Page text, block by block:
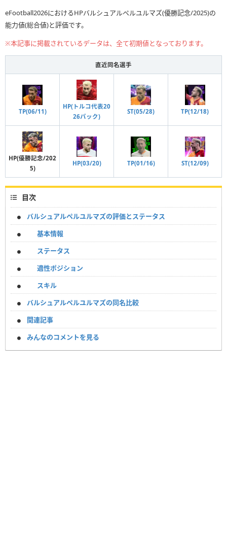
eFootball2026におけるHPバルシュアルペルユルマズ(優勝記念/2025)の
能力値(総合値)と評価です。
※本記事に掲載されているデータは、全て初期値となっております。
直近同名選手
TP(06/11)
HP(トルコ代表20
26パック)
ST(05/28) TP(12/18)
HP(優勝記念/202
5)
HP(03/20) TP(01/16) ST(12/09)
目次
バルシュアルペルユルマズの評価とステータス
基本情報
ステータス
適性ポジション
スキル
バルシュアルペルユルマズの同名比較
関連記事
みんなのコメントを見る